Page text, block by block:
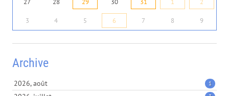
27 28 29 30 31 1 2
3 4 5 6 7 8 9
Archive
2026, août 1